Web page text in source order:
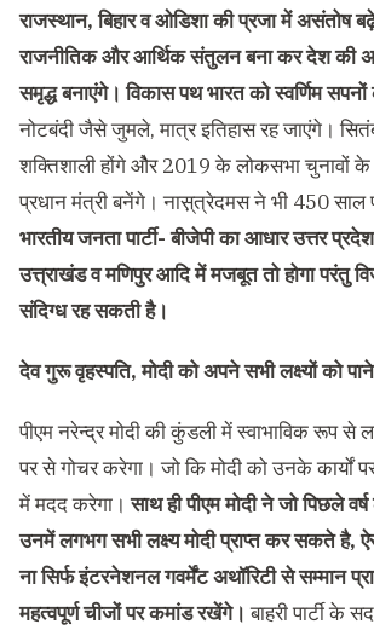
राजस्थान, बिहार व ओडिशा की प्रजा में असंतोष
राजनीतिक और आर्थिक संतुलन बना कर देश की
समृद्ध बनाएंगे। विकास पथ भारत को स्वर्णिम
नोटबंदी जैसे जुमले, मात्र इतिहास रह जाएंगे।
शक्तिशाली होंगे ओैर 2019 के लोकसभा चुनावों के
प्रधान मंत्री बनेंगे। नास़्त्रेदमस ने भी 450 साल
भारतीय जनता पार्टी- बीजेपी का आधार उत्तर
उत्त्राखंड व मणिपुर आदि में मजबूत तो होगा परंतु
संदिग्ध रह सकती है।
देव गुरू वृहस्पति, मोदी को अपने सभी लक्ष्‍यों को
पीएम नरेन्‍द्र मोदी की कुंडली में स्‍वाभाविक रूप से
पर से गोचर करेगा। जो कि मोदी को उनके कार्यों
में मदद करेगा। साथ ही पीएम मोदी ने जो पिछले वर्ष
उनमें लगभग सभी लक्ष्‍य मोदी प्राप्‍त कर सकते है,
ना सिर्फ इंटरनेशनल गवर्मेंट अथॉरिटी से सम्‍मान
महत्‍वपूर्ण चीजों पर कमांड रखेंगे। बाहरी पार्टी के